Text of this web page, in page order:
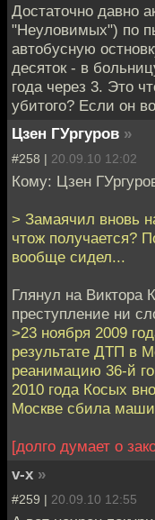
Достаточно давно
"Неуловимых") по
автобусную
десяток - в
года через 3. Это
убитого? Если он
Цзен ГУргуров »
#258 | 20.09.10 12:02
Кому: Цзен
> Замаячил вновь
чтож получается?
вообще сидел...
Глянул на Виктора
преступление ни
>23 ноября 2009
результате ДТП в
реанимацию 36-й
2010 года Косых
Москве сбила
[долго думает о
v-x »
#259 | 20.09.10 12:55